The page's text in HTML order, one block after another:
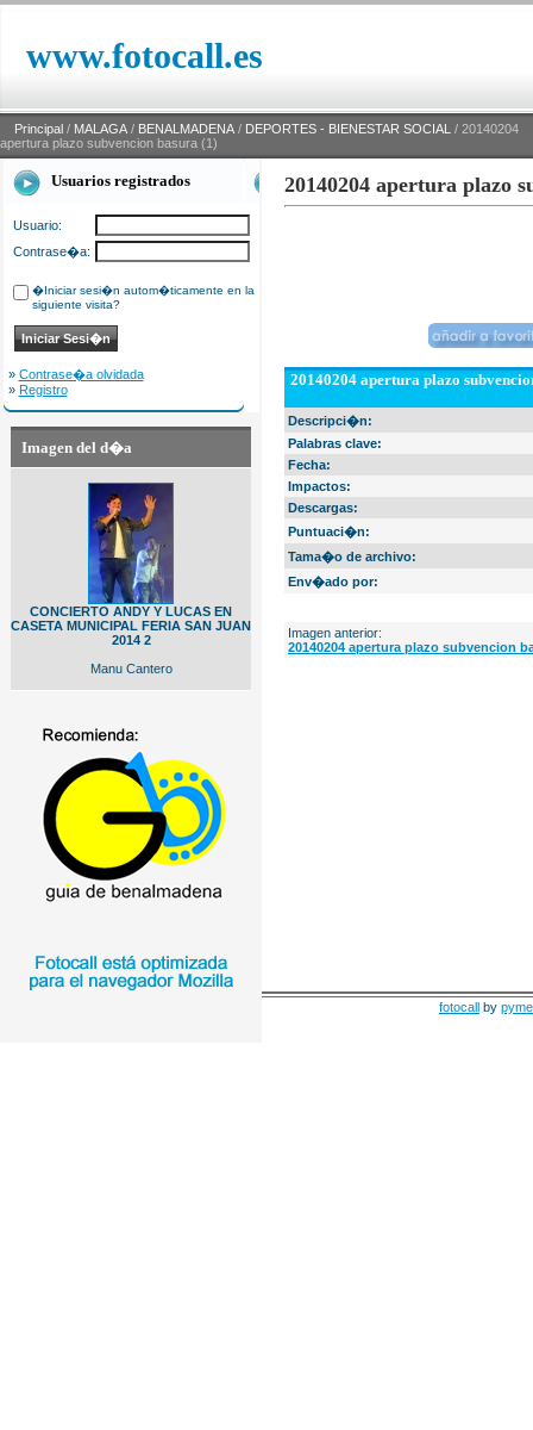
www.fotocall.es
Principal / MALAGA / BENALMADENA / DEPORTES - BIENESTAR SOCIAL / 20140204
apertura plazo subvencion basura (1)
Usuarios registrados
Usuario:
Contrase�a:
�Iniciar sesi�n autom�ticamente en la
siguiente visita?
» Contrase�a olvidada
» Registro
Imagen del d�a
CONCIERTO ANDY Y LUCAS EN
CASETA MUNICIPAL FERIA SAN JUAN
2014 2
Manu Cantero
20140204 apertura plazo
20140204 apertura plazo
Descripci�n:
Palabras clave:
Fecha:
Impactos:
Descargas:
Puntuaci�n:
Tama�o de archivo:
Env�ado por:
Imagen anterior:
20140204 apertura plazo subvencion
fotocall by